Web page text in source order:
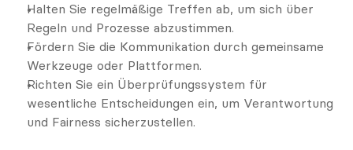
Halten Sie regelmäßige Treffen ab, um sich über
Regeln und Prozesse abzustimmen.
Fördern Sie die Kommunikation durch gemeinsame
Werkzeuge oder Plattformen.
Richten Sie ein Überprüfungssystem für
wesentliche Entscheidungen ein, um Verantwortung
und Fairness sicherzustellen.